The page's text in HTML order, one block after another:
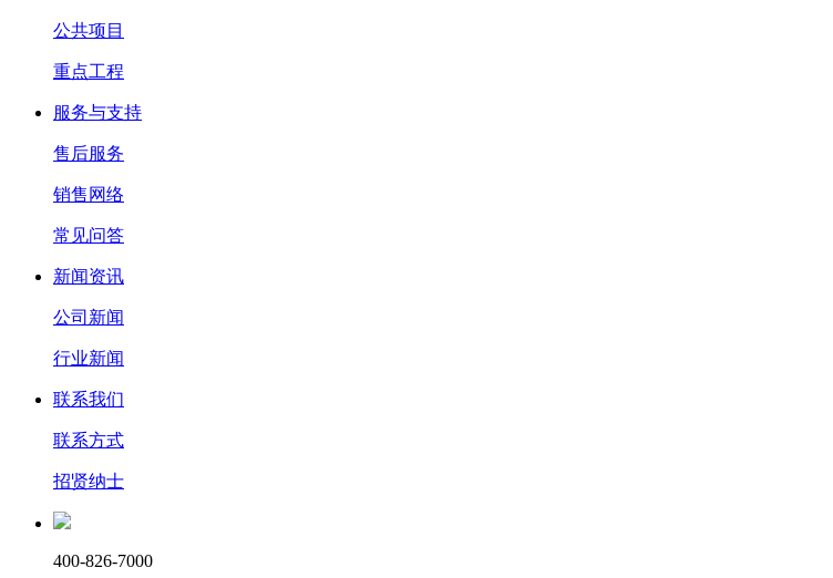
公共项目
重点工程
服务与支持
售后服务
销售网络
常见问答
新闻资讯
公司新闻
行业新闻
联系我们
联系方式
招贤纳士
400-826-7000